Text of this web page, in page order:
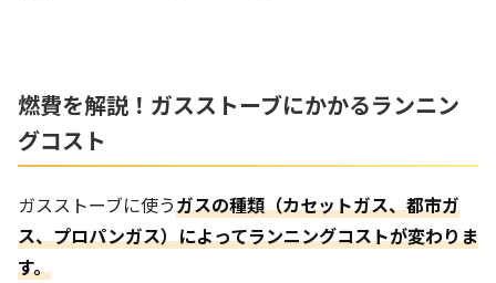
燃費を解説！ガスストーブにかかるランニン
グコスト
ガスストーブに使うガスの種類（カセットガス、都市ガ
ス、プロパンガス）によってランニングコストが変わりま
す。